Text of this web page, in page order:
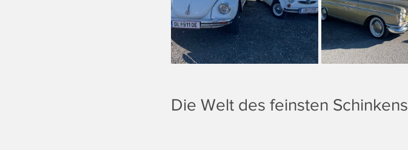
Die Welt des feinsten Schinkens